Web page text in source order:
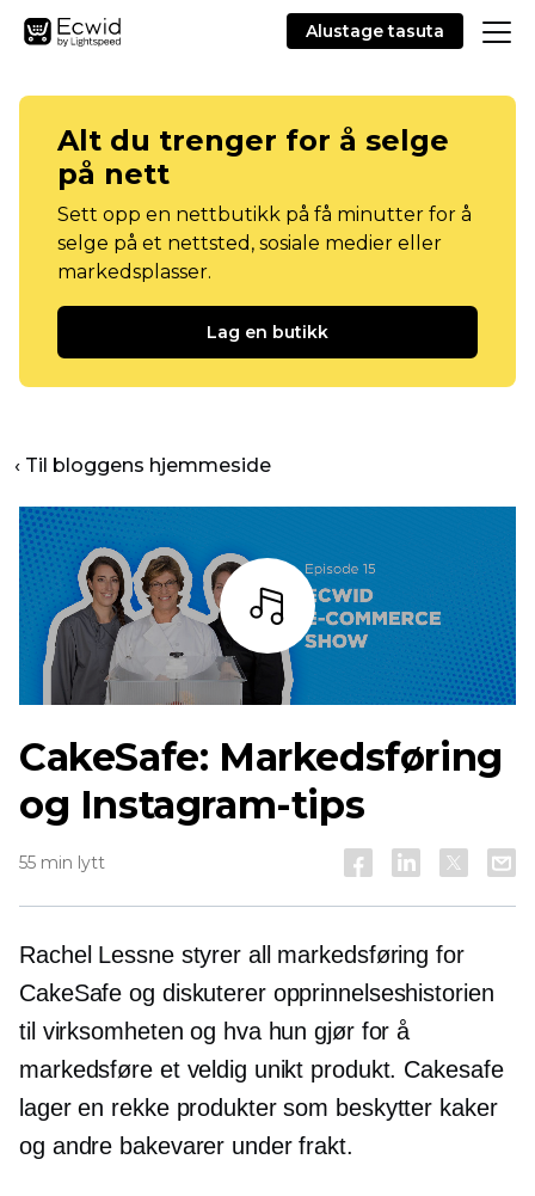
Alustage tasuta
Alt du trenger for å selge
på nett
Sett opp en nettbutikk på få minutter for å
selge på et nettsted, sosiale medier eller
markedsplasser.
Lag en butikk
‹ Til bloggens hjemmeside
Lytt
CakeSafe: Markedsføring
og Instagram-tips
55 min lytt
Rachel Lessne styrer all markedsføring for
CakeSafe og diskuterer opprinnelseshistorien
til virksomheten og hva hun gjør for å
markedsføre et veldig unikt produkt. Cakesafe
lager en rekke produkter som beskytter kaker
og andre bakevarer under frakt.